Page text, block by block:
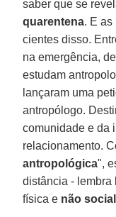
saber que se
quarentena. E as
cientes disso.
na emergência,
estudam
lançaram uma
antropólogo.
comunidade e da
relacionamento.
antropológica",
distância - lembra
física e não social